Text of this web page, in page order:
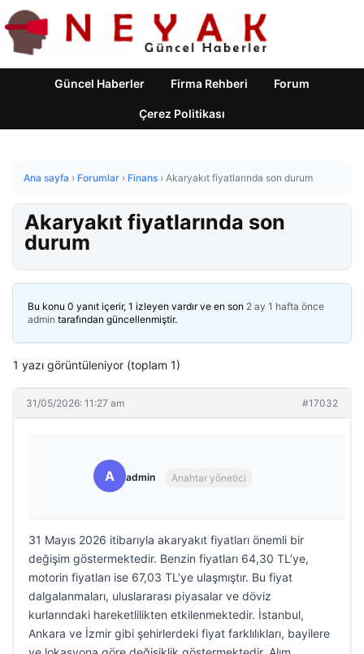
Güncel Haberler Firma Rehberi Forum
Çerez Politikası
Ana sayfa › Forumlar › Finans › Akaryakıt fiyatlarında son durum
Akaryakıt fiyatlarında son
durum
Bu konu 0 yanıt içerir, 1 izleyen vardır ve en son 2 ay 1 hafta önce
admin tarafından güncellenmiştir.
1 yazı görüntüleniyor (toplam 1)
31/05/2026: 11:27 am #17032
A admin Anahtar yönetici
31 Mayıs 2026 itibarıyla akaryakıt fiyatları önemli bir
değişim göstermektedir. Benzin fiyatları 64,30 TL’ye,
motorin fiyatları ise 67,03 TL’ye ulaşmıştır. Bu fiyat
dalgalanmaları, uluslararası piyasalar ve döviz
kurlarındaki hareketlilikten etkilenmektedir. İstanbul,
Ankara ve İzmir gibi şehirlerdeki fiyat farklılıkları, bayilere